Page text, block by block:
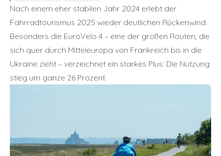
Nach einem eher stabilen Jahr 2024 erlebt der
Fahrradtourismus 2025 wieder deutlichen Rückenwind.
Besonders die EuroVelo 4 – eine der großen Routen, die
sich quer durch Mitteleuropa von Frankreich bis in die
Ukraine zieht – verzeichnet ein starkes Plus: Die Nutzung
stieg um ganze 26 Prozent.